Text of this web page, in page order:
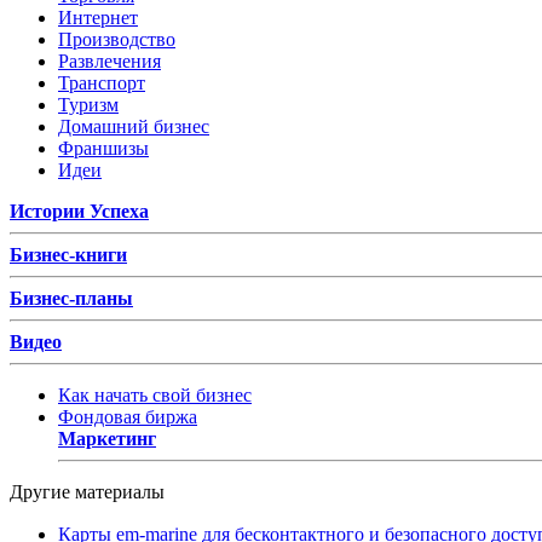
Интернет
Производство
Развлечения
Транспорт
Туризм
Домашний бизнес
Франшизы
Идеи
Истории Успеха
Бизнес-книги
Бизнес-планы
Видео
Как начать свой бизнес
Фондовая биржа
Маркетинг
Другие материалы
Карты em-marine для бесконтактного и безопасного